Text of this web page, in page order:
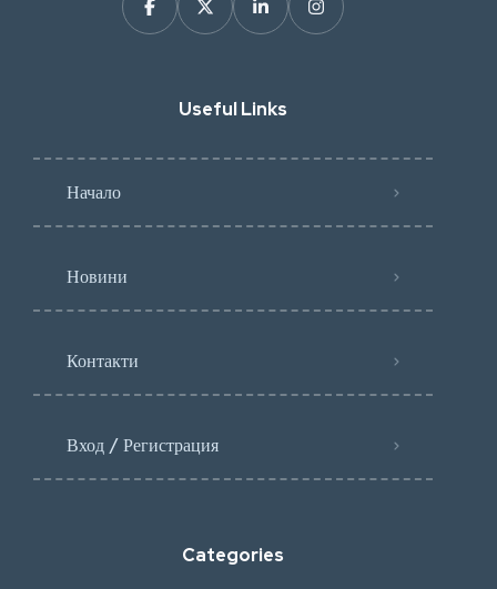
Useful Links
Начало
Новини
Контакти
Вход / Регистрация
Categories